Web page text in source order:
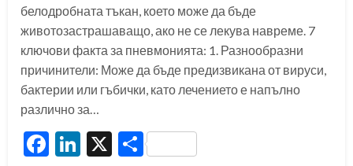
белодробната тъкан, което може да бъде
животозастрашаващо, ако не се лекува навреме. 7
ключови факта за пневмонията: 1. Разнообразни
причинители: Може да бъде предизвикана от вируси,
бактерии или гъбички, като лечението е напълно
различно за…
Facebook
LinkedIn
X Share